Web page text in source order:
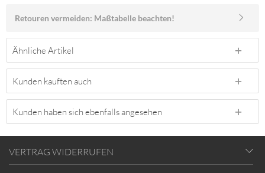
Retouren vermeiden: Maßtabelle beachten!
Ähnliche Artikel
Kunden kauften auch
Kunden haben sich ebenfalls angesehen
VERTRAG WIDERRUFEN